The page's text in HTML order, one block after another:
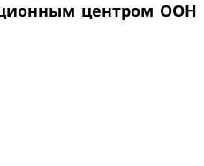
центром ООН